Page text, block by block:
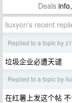
Dealsinfo,
liuxyon's recent
Replied to a topic by
垃圾企业必遭天谴
Replied to a topic by
在红薯上发这个帖